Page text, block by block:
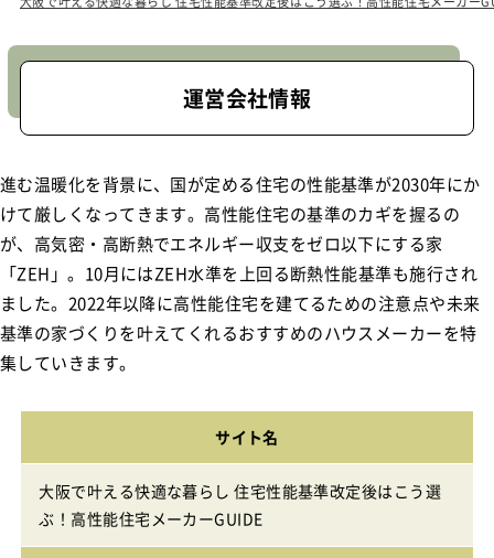
運営会社情報
進む温暖化を背景に、国が定める住宅の性能基準が2030年にか
けて厳しくなってきます。高性能住宅の基準のカギを握るの
が、高気密・高断熱でエネルギー収支をゼロ以下にする家
「ZEH」。10月にはZEH水準を上回る断熱性能基準も施行され
ました。2022年以降に高性能住宅を建てるための注意点や未来
基準の家づくりを叶えてくれるおすすめのハウスメーカーを特
集していきます。
サイト名
大阪で叶える快適な暮らし 住宅性能基準改定後はこう選
ぶ！高性能住宅メーカーGUIDE